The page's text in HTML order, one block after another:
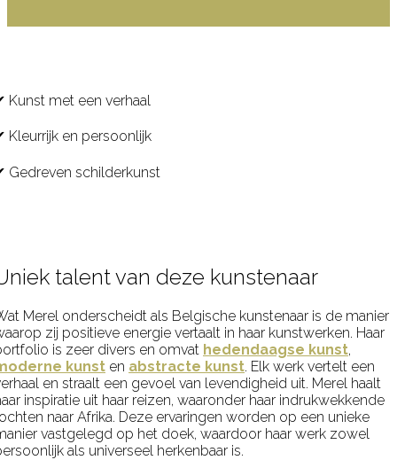
Kunst met een verhaal
Kleurrijk en persoonlijk
Gedreven schilderkunst
talent van deze kunstenaar
Merel onderscheidt als Belgische kunstenaar is de manier
zij positieve energie vertaalt in haar kunstwerken. Haar
is zeer divers en omvat hedendaagse kunst,
kunst en abstracte kunst. Elk werk vertelt een
en straalt een gevoel van levendigheid uit. Merel haalt
inspiratie uit haar reizen, waaronder haar indrukwekkende
naar Afrika. Deze ervaringen worden op een unieke
vastgelegd op het doek, waardoor haar werk zowel
als universeel herkenbaar is.